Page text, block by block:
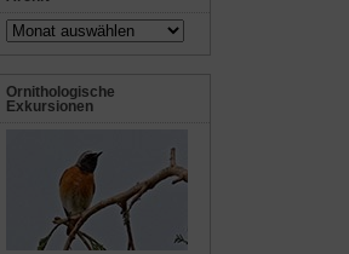
Archiv
Ornithologische
Exkursionen